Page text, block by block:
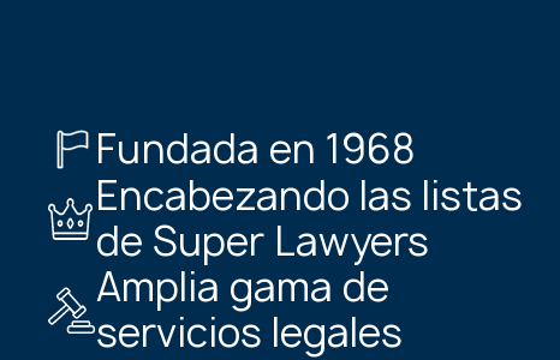
Fundada en 1968
Encabezando las listas
de Super Lawyers
Amplia gama de
servicios legales